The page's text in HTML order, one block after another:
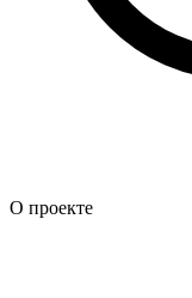
О проекте